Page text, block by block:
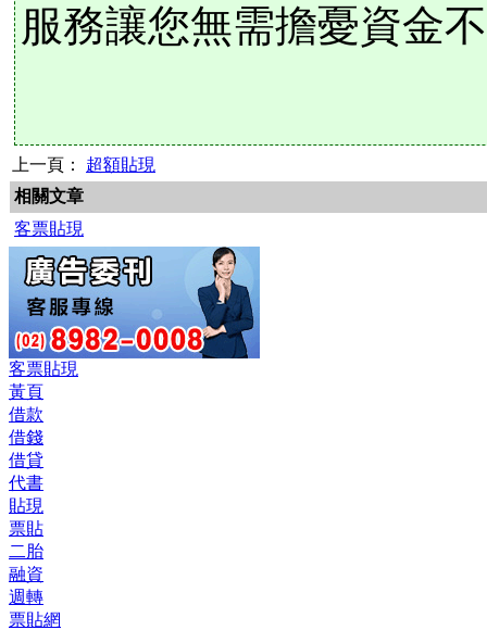
服務讓您無需擔憂資金
上一頁： 超額貼現
相關文章
客票貼現
客票貼現
黃頁
借款
借錢
借貸
代書
貼現
票貼
二胎
融資
週轉
票貼網